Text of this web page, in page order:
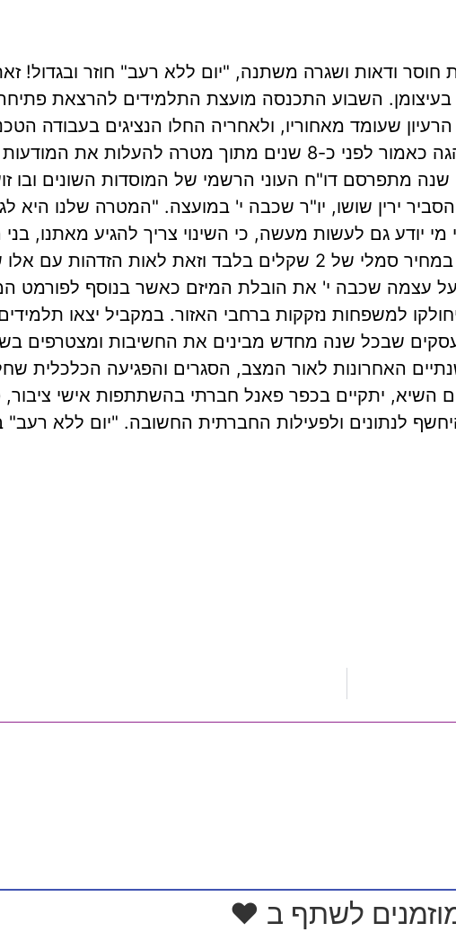
חוסר ודאות ושגרה משתנה, "יום ללא רעב" חוזר ובגדול!
בעיצומן. השבוע התכנסה מועצת התלמידים להרצאת
שעומד מאחוריו, ולאחריה החלו הנציגים בעבודה
לצוותים ומיפוי השטח. 'יום ללא רעב' הינו מיזם שנהגה כאמור לפני כ-8 שנים מתוך מטרה
מתפרסם דו"ח העוני הרשמי של המוסדות השונים ובו
ירין שושו, יו"ר שכבה י' במועצה. "המטרה שלנו היא
יודע גם לעשות מעשה, כי השינוי צריך להגיע מאתנו, בני
מגויסים עסקי מזון ברחבי עפולה ומוכרים מנות מזון במחיר סמלי של 2 שקלים בלבד וזאת
שכבה י' את הובלת המיזם כאשר בנוסף לפורמט
למשפחות נזקקות ברחבי האזור. במקביל יצאו
שבכל שנה מחדש מבינים את החשיבות ומצטרפים
האחרונות לאור המצב, הסגרים והפגיעה הכלכלית
השיא, יתקיים בכפר פאנל חברתי בהשתתפות אישי ציבור,
לשתף ב ❤